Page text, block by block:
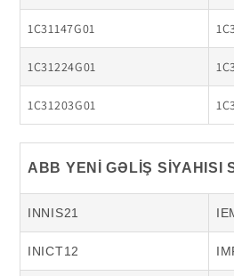
1C31147G01
1C31224G01
1C31203G01
ABB YENİ GƏLİŞ SİYAHISI
INNIS21
INICT12